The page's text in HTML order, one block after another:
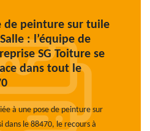
de peinture sur tuile
: l’équipe de
SG Toiture se
dans tout le
à une pose de peinture sur
dans le 88470, le recours à